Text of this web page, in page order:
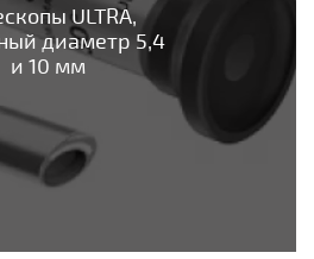
ULTRA,
диаметр 5,4
и 10 мм